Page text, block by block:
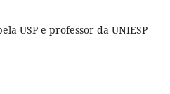
USP e professor da UNIESP